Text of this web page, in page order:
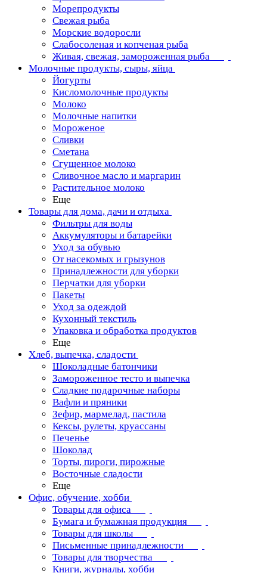
Морепродукты
Свежая рыба
Морские водоросли
Слабосоленая и копченая рыба
Живая, свежая, замороженная рыба
Молочные продукты, сыры, яйца
Йогурты
Кисломолочные продукты
Молоко
Молочные напитки
Мороженое
Сливки
Сметана
Сгущенное молоко
Сливочное масло и маргарин
Растительное молоко
Еще
Товары для дома, дачи и отдыха
Фильтры для воды
Аккумуляторы и батарейки
Уход за обувью
От насекомых и грызунов
Принадлежности для уборки
Перчатки для уборки
Пакеты
Уход за одеждой
Кухонный текстиль
Упаковка и обработка продуктов
Еще
Хлеб, выпечка, сладости
Шоколадные батончики
Замороженное тесто и выпечка
Сладкие подарочные наборы
Вафли и пряники
Зефир, мармелад, пастила
Кексы, рулеты, круассаны
Печенье
Шоколад
Торты, пироги, пирожные
Восточные сладости
Еще
Офис, обучение, хобби
Товары для офиса
Бумага и бумажная продукция
Товары для школы
Письменные принадлежности
Товары для творчества
Книги, журналы, хобби